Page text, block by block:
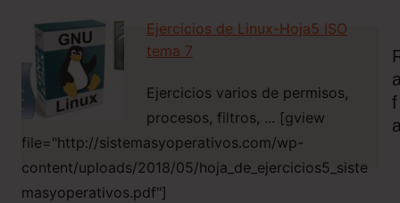
Ejercicios de Linux-Hoja5 ISO
tema 7
Ejercicios varios de permisos,
procesos, filtros, ... [gview
file="http://sistemasyoperativos.com/wp-
content/uploads/2018/05/hoja_de_ejercicios5_siste
masyoperativos.pdf"]
F